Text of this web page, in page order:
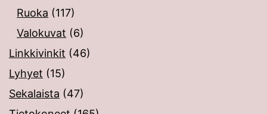
Ruoka (117)
Valokuvat (6)
Linkkivinkit (46)
Lyhyet (15)
Sekalaista (47)